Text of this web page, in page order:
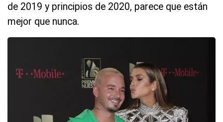
de 2019 y principios de 2020, parece que están
mejor que nunca.